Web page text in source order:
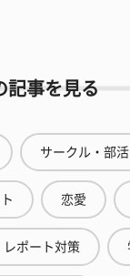
記事を見る
サークル・部活
恋愛
レポート対策